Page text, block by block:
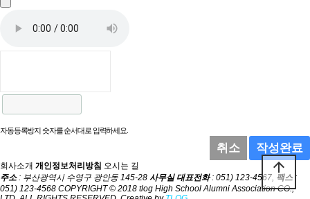
자동등록방지 숫자를 순서대로 입력하세요.
취소 작성완료
회사소개 개인정보처리방침 오시는 길
주소: 부산광역시 수영구 광안동 145-28 사무실 대표전화: 051) 123-4567, 팩스:
051) 123-4568 COPYRIGHT © 2018 tlog High School Alumni Association CO.,
arrow_upward